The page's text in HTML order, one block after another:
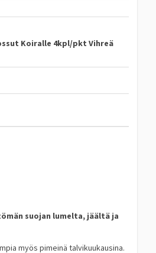
Koiralle 4kpl/pkt Vihreä
suojan lumelta, jäältä ja
myös pimeinä talvikuukausina.